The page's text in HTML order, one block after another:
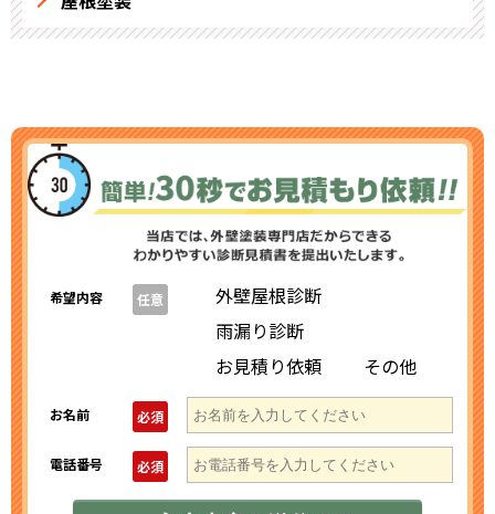
希望内容 任意
外壁屋根診断
雨漏り診断
お見積り依頼
その他
お名前 必須
電話番号 必須